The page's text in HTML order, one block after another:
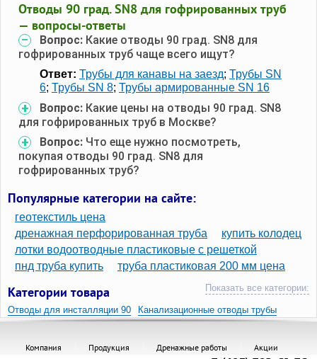
Отводы 90 град. SN8 для гофрированных труб
— вопросы-ответы
Вопрос: Какие отводы 90 град. SN8 для
гофрированных труб чаще всего ищут?
Ответ: Трубы для канавы на заезд; Трубы SN
6; Трубы SN 8; Трубы армированные SN 16
Вопрос: Какие цены на отводы 90 град. SN8
для гофрированных труб в Москве?
Вопрос: Что еще нужно посмотреть,
покупая отводы 90 град. SN8 для
гофрированных труб?
Популярные категории на сайте:
геотекстиль цена
дренажная перфорированная труба
купить колодец
лотки водоотводные пластиковые с решеткой
пнд труба купить
труба пластиковая 200 мм цена
Категории товара Показать все категории:
Отводы для инсталляции 90 Канализационные отводы трубы
Компания Продукция Дренажные работы Акции